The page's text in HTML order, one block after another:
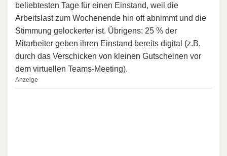
beliebtesten Tage für einen Einstand, weil die
Arbeitslast zum Wochenende hin oft abnimmt und die
Stimmung gelockerter ist. Übrigens: 25 % der
Mitarbeiter geben ihren Einstand bereits digital (z.B.
durch das Verschicken von kleinen Gutscheinen vor
dem virtuellen Teams-Meeting).
Anzeige